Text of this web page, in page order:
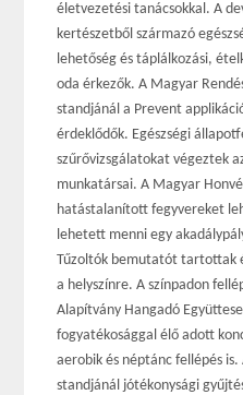
életvezetési tanácsokkal. A
kertészetből származó
lehetőség és táplálkozási,
oda érkezők. A Magyar
standjánál a Prevent
érdeklődők. Egészségi
szűrővizsgálatokat végeztek
munkatársai. A Magyar
hatástalanított fegyvereket
lehetett menni egy
Tűzoltók bemutatót tartottak
a helyszínre. A színpadon
Alapítvány Hangadó
fogyatékosággal élő adott
aerobik és néptánc fellépés
standjánál jótékonysági